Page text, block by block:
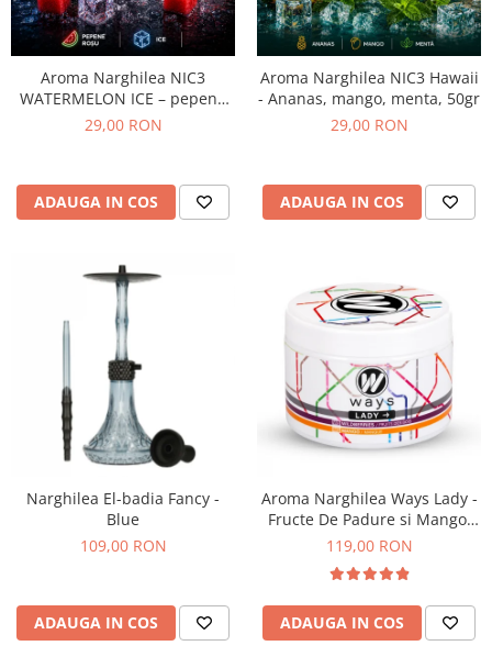
Aroma Narghilea NIC3
WATERMELON ICE – pepene
verde cu gheata, 50gr
29,00 RON
ADAUGA IN COS
Aroma Narghilea NIC3 Hawaii
- Ananas, mango, menta, 50gr
29,00 RON
ADAUGA IN COS
Narghilea El-badia Fancy -
Blue
109,00 RON
ADAUGA IN COS
Aroma Narghilea Ways Lady -
Fructe De Padure si Mango,
200gr
119,00 RON
ADAUGA IN COS